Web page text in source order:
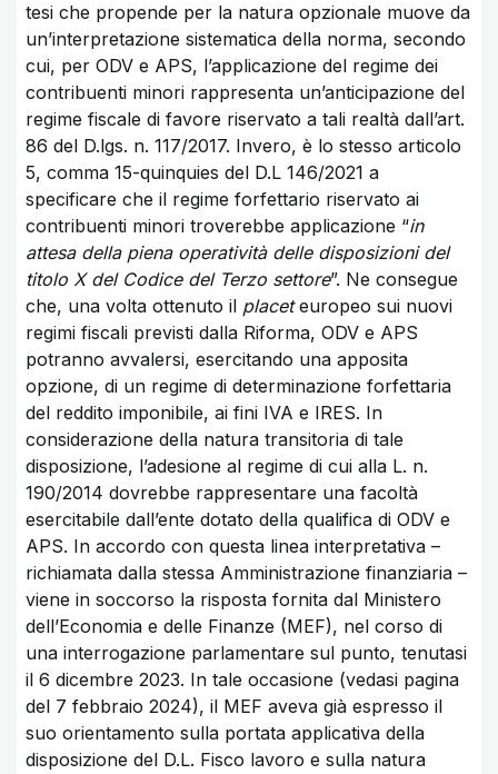
tesi che propende per la natura opzionale muove da
un’interpretazione sistematica della norma, secondo
cui, per ODV e APS, l’applicazione del regime dei
contribuenti minori rappresenta un’anticipazione del
regime fiscale di favore riservato a tali realtà dall’art.
86 del D.lgs. n. 117/2017. Invero, è lo stesso articolo
5, comma 15-quinquies del D.L 146/2021 a
specificare che il regime forfettario riservato ai
contribuenti minori troverebbe applicazione “in
attesa della piena operatività delle disposizioni del
titolo X del Codice del Terzo settore”. Ne consegue
che, una volta ottenuto il placeteuropeo sui nuovi
regimi fiscali previsti dalla Riforma, ODV e APS
potranno avvalersi, esercitando una apposita
opzione, di un regime di determinazione forfettaria
del reddito imponibile, ai fini IVA e IRES. In
considerazione della natura transitoria di tale
disposizione, l’adesione al regime di cui alla L. n.
190/2014 dovrebbe rappresentare una facoltà
esercitabile dall’ente dotato della qualifica di ODV e
APS. In accordo con questa linea interpretativa –
richiamata dalla stessa Amministrazione finanziaria –
viene in soccorso la risposta fornita dal Ministero
dell’Economia e delle Finanze (MEF), nel corso di
una interrogazione parlamentare sul punto, tenutasi
il 6 dicembre 2023. In tale occasione (vedasi pagina
del 7 febbraio 2024), il MEF aveva già espresso il
suo orientamento sulla portata applicativa della
disposizione del D.L. Fisco lavoro e sulla natura